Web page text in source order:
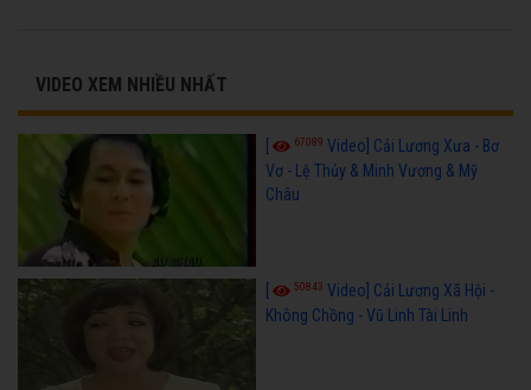
VIDEO XEM NHIỀU NHẤT
[ 67089 Video] Cải Lương Xưa - Bơ
Vơ - Lệ Thủy & Minh Vương & Mỹ
Châu
50843 Video] Cải Lương Xã Hội -
Không Chồng - Vũ Linh Tài Linh